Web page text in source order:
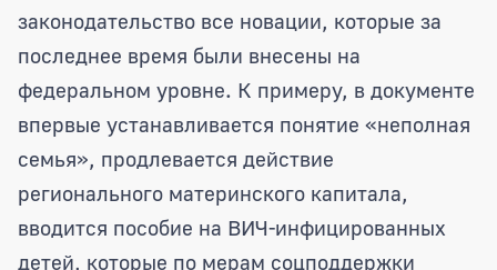
законодательство все новации, которые за
последнее время были внесены на
федеральном уровне. К примеру, в документе
впервые устанавливается понятие «неполная
семья», продлевается действие
регионального материнского капитала,
вводится пособие на ВИЧ-инфицированных
детей, которые по мерам соцподдержки